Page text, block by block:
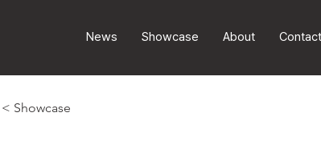
News Showcase About Contact
< Showcase